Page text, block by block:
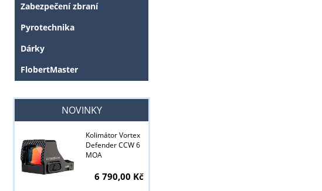
Zabezpečení zbraní
Pyrotechnika
Dárky
FlobertMaster
NOVINKY
Kolimátor Vortex
Defender CCW 6
MOA
6 790,00 Kč